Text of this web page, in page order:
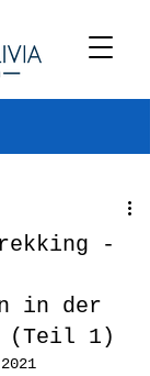
-
in der
(Teil 1)